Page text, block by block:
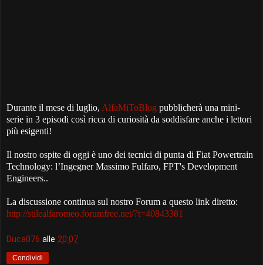
Durante il mese di luglio, AlfaMiToBlog pubblicherà una mini-
serie in 3 episodi così ricca di curiosità da soddisfare anche i lettori
più esigenti!
Il nostro ospite di oggi è uno dei tecnici di punta di Fiat Powertrain
Technology: l’IngegnerMassimo Fulfaro, FPT's Development
Engineers..
La discussione continua sul nostro Forum a questo link diretto:
http://stilealfaromeo.forumfree.net/?t=40843381
Duca076 alle 20:07
Condividi